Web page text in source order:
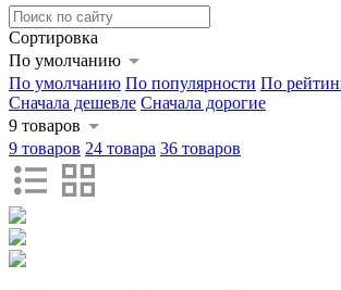
Сортировка
По умолчанию
По умолчанию По популярности По
Сначала дешевле Сначала дорогие
9 товаров
9 товаров 24 товара 36 товаров